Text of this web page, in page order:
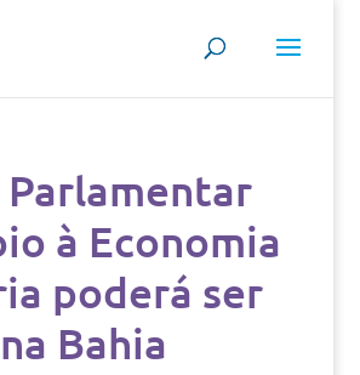
à Economia
poderá ser
Bahia